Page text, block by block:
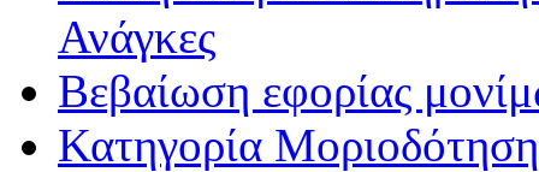
Ανάγκες
Βεβαίωση εφορίας
Κατηγορία